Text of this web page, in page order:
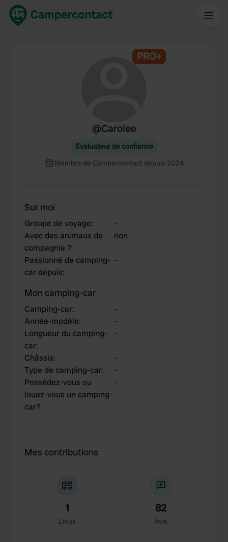
PRO+
@Carolee
Évaluateur de confiance
Membre de Campercontact depuis 2024
Sur moi
Groupe de voyage:
-
Avec des animaux de
compagnie ?
non
Passionné de camping-
car depuis:
-
Mon camping-car
Camping-car:
-
Année-modèle:
-
Longueur du camping-
car:
-
Châssis:
-
Type de camping-car:
-
Possédez-vous ou
louez-vous un camping-
car?
-
Mes contributions
1
Lieux
82
Avis